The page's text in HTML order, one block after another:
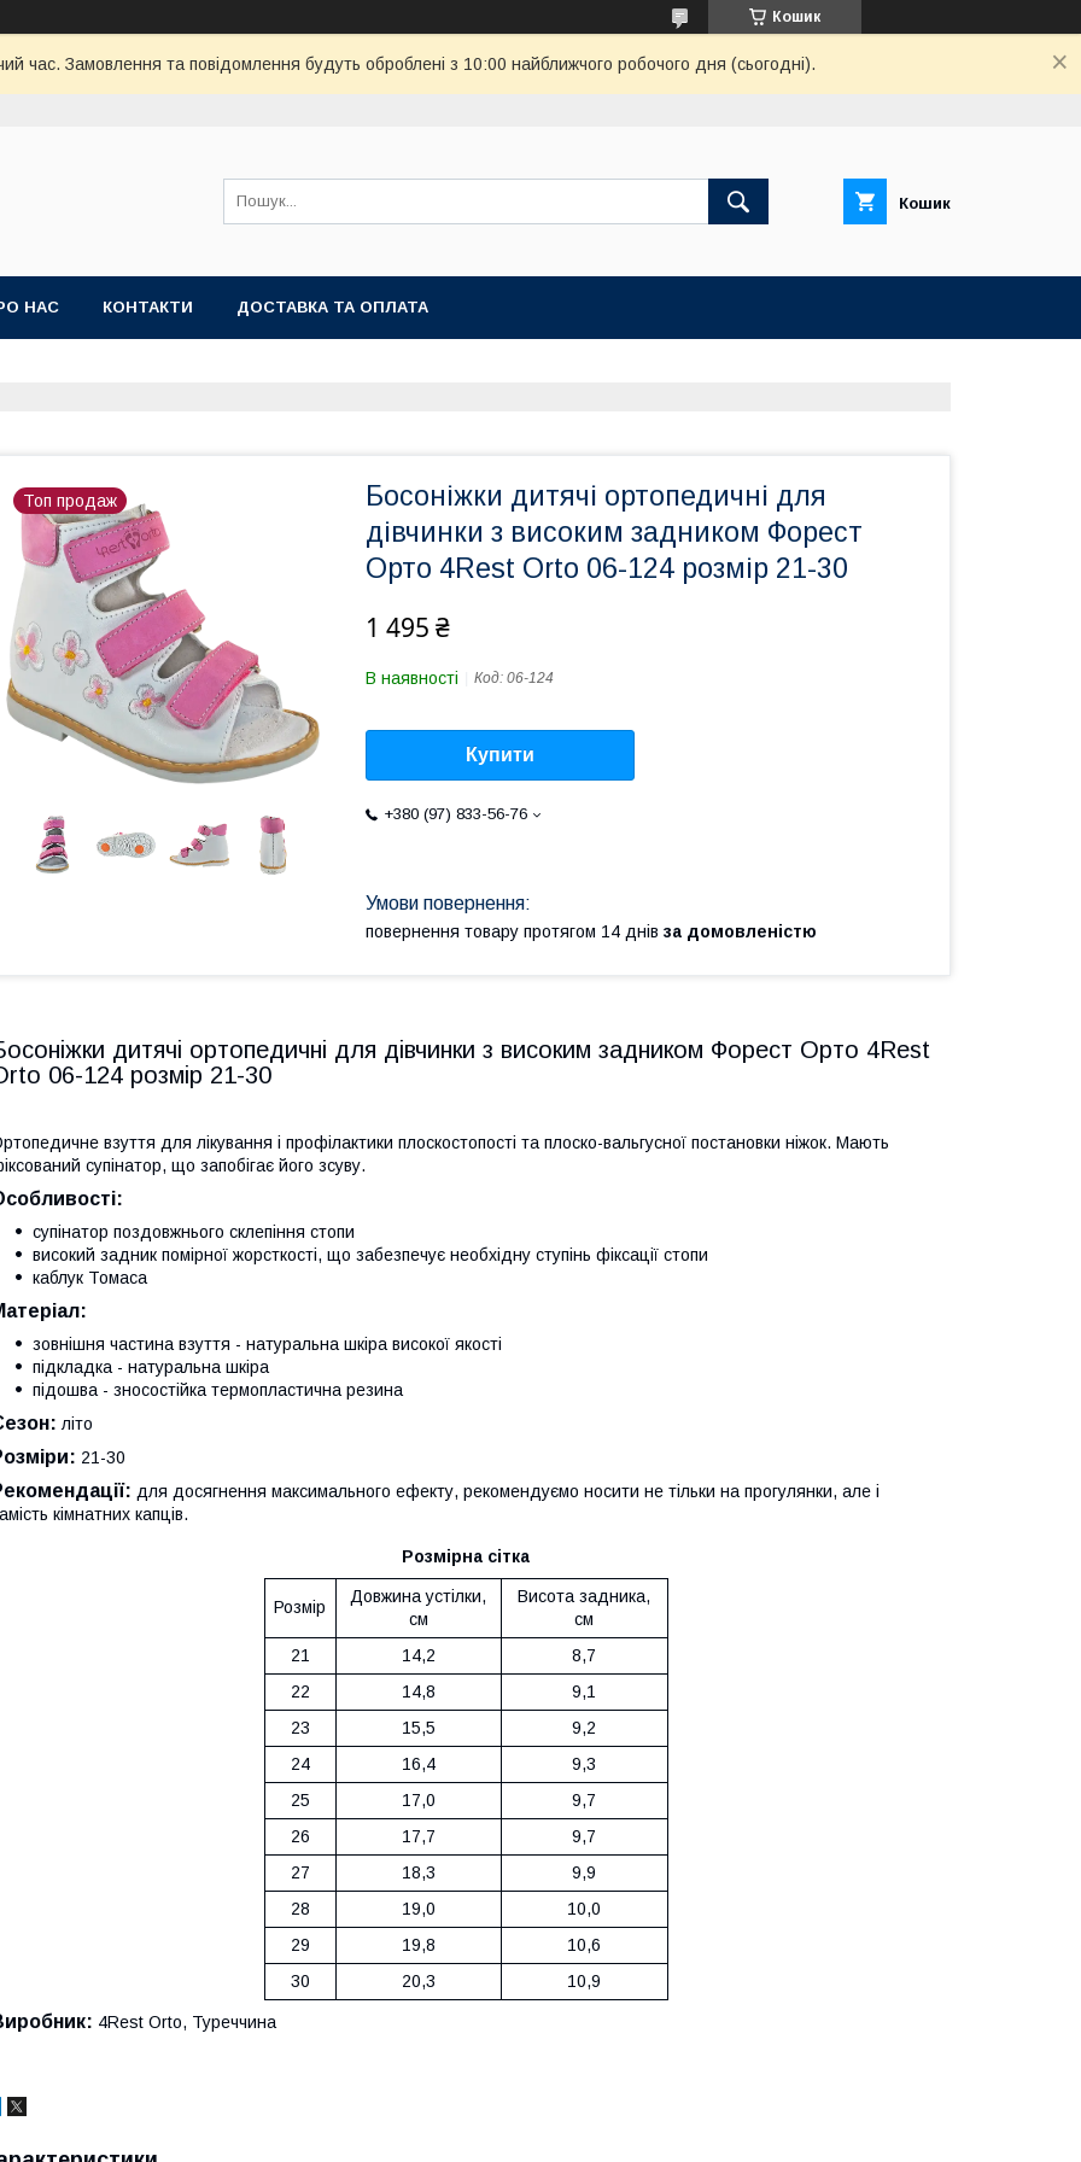
Кошик
час. Замовлення та повідомлення будуть оброблені з 10:00 найближчого робочого дня (сьогодні).
Кошик
НАС КОНТАКТИ ДОСТАВКА ТА ОПЛАТА
Топ продаж
Босоніжки дитячі ортопедичні для
дівчинки з високим задником Форест
Орто 4Rest Orto 06-124 розмір 21-30
1 495 ₴
В наявності Код: 06-124
Купити
+380 (97) 833-56-76
повернення товару протягом 14 днів за домовленістю
дитячі ортопедичні для дівчинки з високим задником Форест Орто 4Rest
06-124 розмір 21-30
взуття для лікування і профілактики плоскостопості та плоско-вальгусної постановки ніжок. Мають
супінатор, що запобігає його зсуву.
супінатор поздовжнього склепіння стопи
високий задник помірної жорсткості, що забезпечує необхідну ступінь фіксації стопи
каблук Томаса
зовнішня частина взуття - натуральна шкіра високої якості
підкладка - натуральна шкіра
підошва - зносостійка термопластична резина
літо
21-30
для досягнення максимального ефекту, рекомендуємо носити не тільки на прогулянки, але і
кімнатних капців.
Розмірна сітка
Розмір
Довжина устілки,
см
Висота задника,
см
21
14,2
8,7
22
14,8
9,1
23
15,5
9,2
24
16,4
9,3
25
17,0
9,7
26
17,7
9,7
27
18,3
9,9
28
19,0
10,0
29
19,8
10,6
30
20,3 10,9
4Rest Orto, Туреччина